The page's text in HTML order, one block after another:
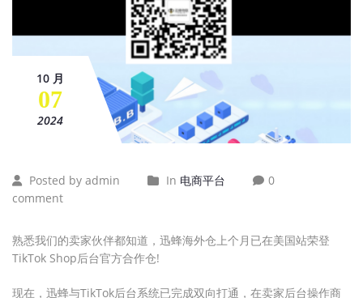
10 月
07
2024
Posted by admin In 电商平台
0
comment
熟悉我们的卖家伙伴都知道，迅蜂海外仓上个月已在美国站荣登
TikTok Shop后台官方合作仓!
现在，迅蜂与TikTok后台系统已完成双向打通，在卖家后台操作商